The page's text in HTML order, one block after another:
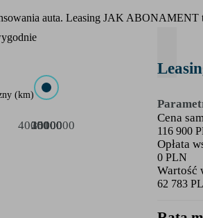
auta. Leasing JAK
(km)
10000
15000
20000
25000
30000
35000
40000
Cena
116 900
Opłata
0 PLN
Wartość
62 783